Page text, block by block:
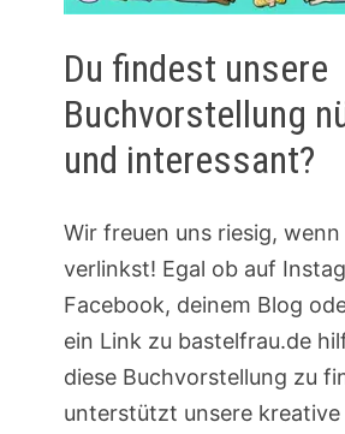
Du findest unsere
Buchvorstellung
und interessant?
Wir freuen uns riesig, wenn
verlinkst! Egal ob auf
Facebook, deinem Blog
ein Link zu bastelfrau.de
diese Buchvorstellung zu
unterstützt unsere kreative